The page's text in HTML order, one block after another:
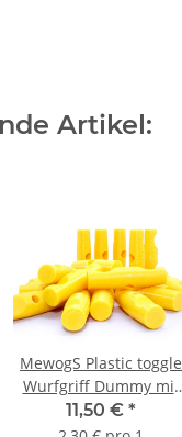
Artikel:
MewogS Plastic toggle
Wurfgriff Dummy mit
Beschriftung gelb 5
11,50 € *